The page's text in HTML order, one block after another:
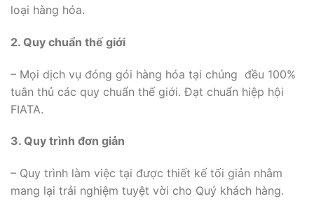
loại hàng hóa.
2. Quy chuẩn thế giới
– Mọi dịch vụ đóng gói hàng hóa tại chúng đều 100%
tuân thủ các quy chuẩn thế giới. Đạt chuẩn hiệp hội
FIATA.
3. Quy trình đơn giản
– Quy trình làm việc tại được thiết kế tối giản nhằm
mang lại trải nghiệm tuyệt vời cho Quý khách hàng.